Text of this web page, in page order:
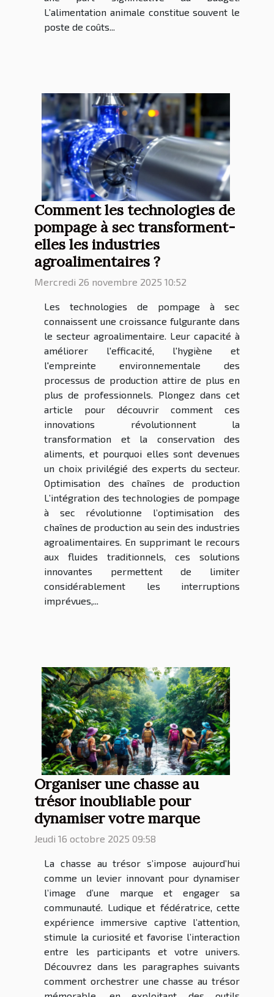
L’alimentation animale constitue souvent le
poste de coûts...
Comment les technologies de
pompage à sec transforment-
elles les industries
agroalimentaires ?
Mercredi 26 novembre 2025 10:52
Les technologies de pompage à sec
connaissent une croissance fulgurante dans
le secteur agroalimentaire. Leur capacité à
améliorer l'efficacité, l'hygiène et
l'empreinte environnementale des
processus de production attire de plus en
plus de professionnels. Plongez dans cet
article pour découvrir comment ces
innovations révolutionnent la
transformation et la conservation des
aliments, et pourquoi elles sont devenues
un choix privilégié des experts du secteur.
Optimisation des chaînes de production
L’intégration des technologies de pompage
à sec révolutionne l’optimisation des
chaînes de production au sein des industries
agroalimentaires. En supprimant le recours
aux fluides traditionnels, ces solutions
innovantes permettent de limiter
considérablement les interruptions
imprévues,...
Organiser une chasse au
trésor inoubliable pour
dynamiser votre marque
Jeudi 16 octobre 2025 09:58
La chasse au trésor s’impose aujourd’hui
comme un levier innovant pour dynamiser
l’image d’une marque et engager sa
communauté. Ludique et fédératrice, cette
expérience immersive captive l’attention,
stimule la curiosité et favorise l’interaction
entre les participants et votre univers.
Découvrez dans les paragraphes suivants
comment orchestrer une chasse au trésor